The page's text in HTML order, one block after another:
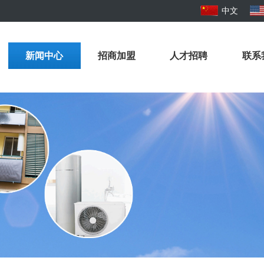
中文
新闻中心 招商加盟 人才招聘 联系